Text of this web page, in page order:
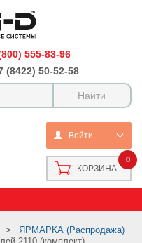
555-83-96
(8422) 50-52-58
Войти
0
КОРЗИНА
ЯРМАРКА (Распродажа)